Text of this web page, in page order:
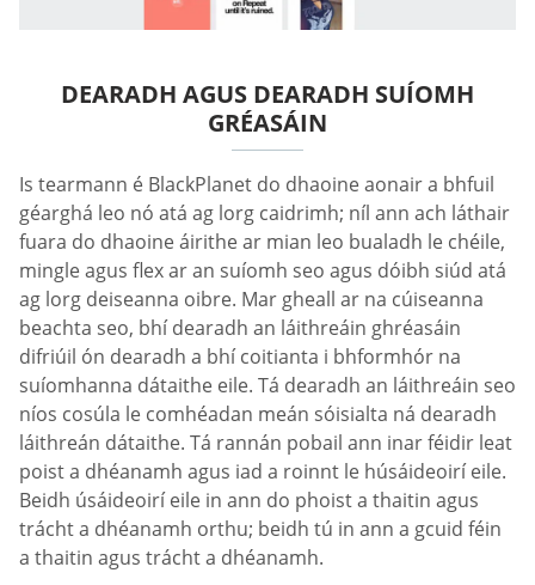
DEARADH AGUS DEARADH SUÍOMH
GRÉASÁIN
Is tearmann é BlackPlanet do dhaoine aonair a bhfuil
géarghá leo nó atá ag lorg caidrimh; níl ann ach láthair
fuara do dhaoine áirithe ar mian leo bualadh le chéile,
mingle agus flex ar an suíomh seo agus dóibh siúd atá
ag lorg deiseanna oibre. Mar gheall ar na cúiseanna
beachta seo, bhí dearadh an láithreáin ghréasáin
difriúil ón dearadh a bhí coitianta i bhformhór na
suíomhanna dátaithe eile. Tá dearadh an láithreáin seo
níos cosúla le comhéadan meán sóisialta ná dearadh
láithreán dátaithe. Tá rannán pobail ann inar féidir leat
poist a dhéanamh agus iad a roinnt le húsáideoirí eile.
Beidh úsáideoirí eile in ann do phoist a thaitin agus
trácht a dhéanamh orthu; beidh tú in ann a gcuid féin
a thaitin agus trácht a dhéanamh.